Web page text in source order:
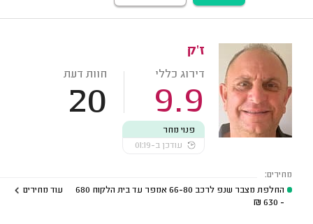
ז'ק
דירוג כללי
9.9
חוות דעת
20
פנוי מחר
עודכן ב-01:19
מחירים:
החלפת מצבר שנפ לרכב 66-80 אמפר עד בית הלקוח
680
- 630
₪
עוד מחירים